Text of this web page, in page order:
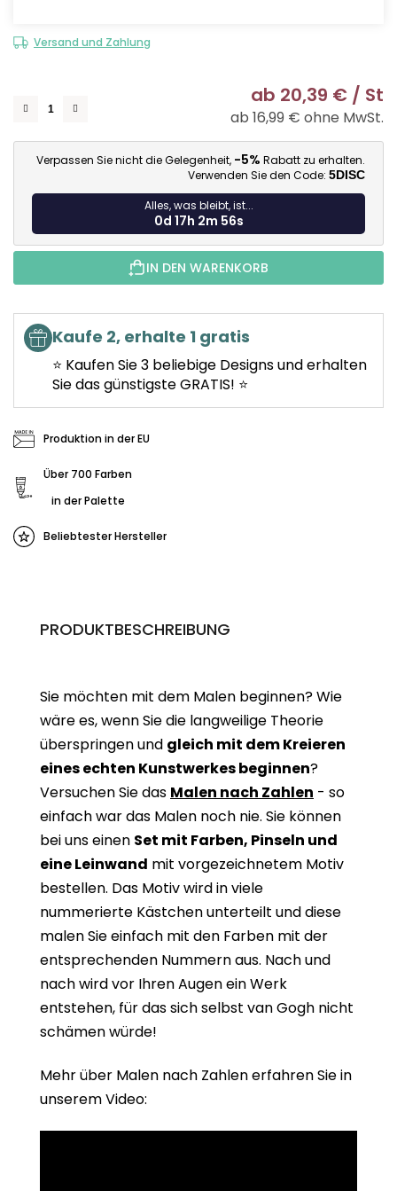
Versand und Zahlung
ab 20,39 € / St
ab 16,99 € ohne MwSt.
Verpassen Sie nicht die Gelegenheit, -5% Rabatt zu erhalten.
Verwenden Sie den Code: 5DISC
Alles, was bleibt, ist...
0d 17h 2m 55s
IN DEN WARENKORB
Kaufe 2, erhalte 1 gratis
⭐ Kaufen Sie 3 beliebige Designs und erhalten
Sie das günstigste GRATIS! ⭐
Produktion in der EU
Über 700 Farben
in der Palette
Beliebtester Hersteller
PRODUKTBESCHREIBUNG
Sie möchten mit dem Malen beginnen? Wie
wäre es, wenn Sie die langweilige Theorie
überspringen und gleich mit dem Kreieren
eines echten Kunstwerkes beginnen?
Versuchen Sie das Malen nach Zahlen - so
einfach war das Malen noch nie. Sie können
bei uns einen Set mit Farben, Pinseln und
eine Leinwand mit vorgezeichnetem Motiv
bestellen. Das Motiv wird in viele
nummerierte Kästchen unterteilt und diese
malen Sie einfach mit den Farben mit der
entsprechenden Nummern aus. Nach und
nach wird vor Ihren Augen ein Werk
entstehen, für das sich selbst van Gogh nicht
schämen würde!
Mehr über Malen nach Zahlen erfahren Sie in
unserem Video: